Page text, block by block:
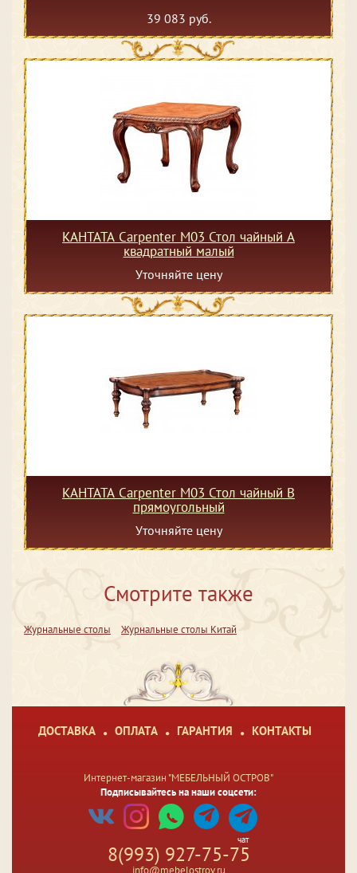
39 083 руб.
КАНТАТА Carpenter M03 Стол чайный А
квадратный малый
Уточняйте цену
КАНТАТА Carpenter M03 Стол чайный В
прямоугольный
Уточняйте цену
Смотрите также
Журнальные столы Журнальные столы Китай
ДОСТАВКА ОПЛАТА ГАРАНТИЯ КОНТАКТЫ
Интернет-магазин "МЕБЕЛЬНЫЙ ОСТРОВ"
Подписывайтесь на наши соцсети:
чат
8(993) 927-75-75